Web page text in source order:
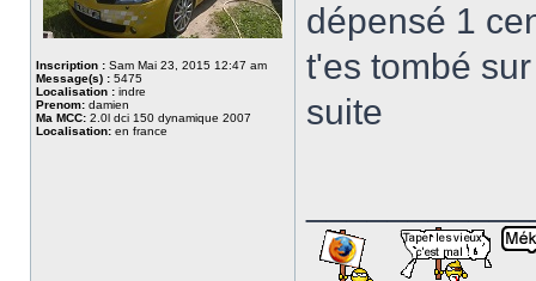
Inscription : Sam Mai 23, 2015 12:47 am
Message(s) : 5475
Localisation : indre
Prenom: damien
Ma MCC: 2.0l dci 150 dynamique 2007
Localisation: en france
dépensé 1
t'es tombé
suite